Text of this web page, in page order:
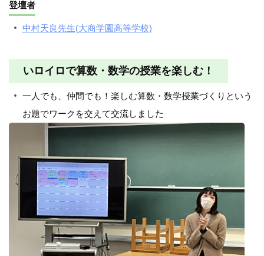
登壇者
中村天良先生(大商学園高等学校)
いロイロで算数・数学の授業を楽しむ！
一人でも、仲間でも！楽しむ算数・数学授業づくりという
お題でワークを交えて交流しました